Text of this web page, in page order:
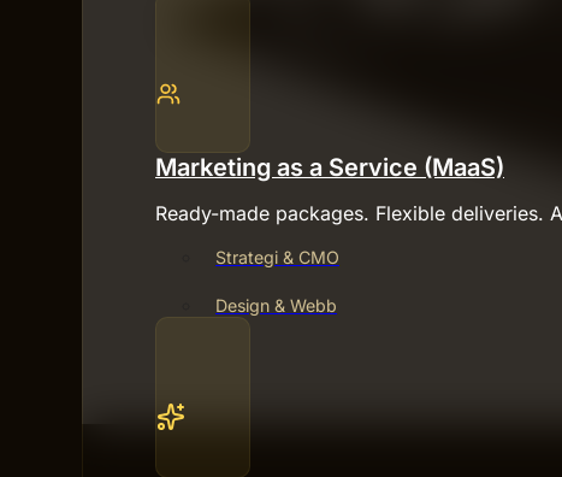
Marketing as a Service (MaaS)
Ready-made packages. Flexible deliveries.
Strategi & CMO
Design & Webb